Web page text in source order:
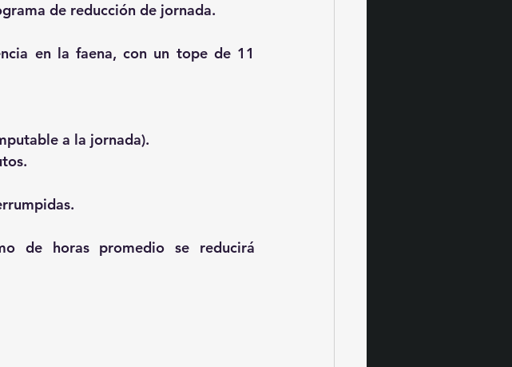
de reducción de jornada.
en la faena, con un tope de 11
a la jornada).
de horas promedio se reducirá